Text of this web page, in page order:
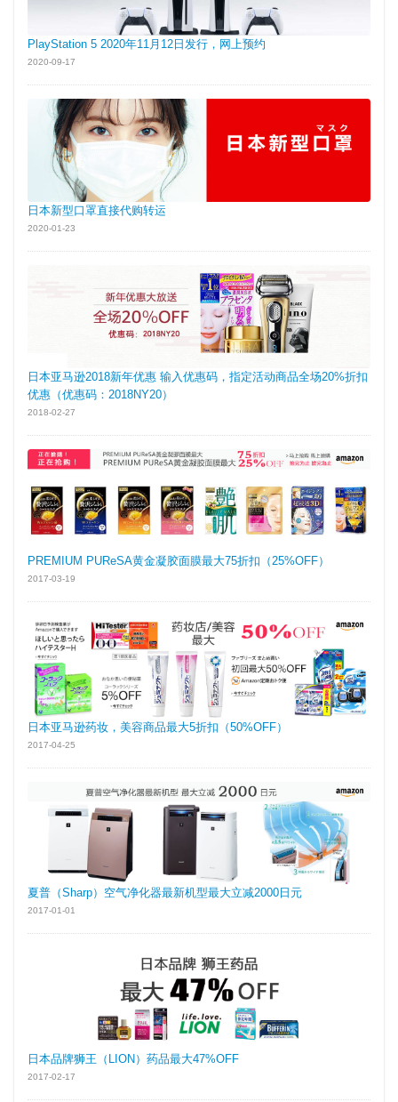
PlayStation 5 2020年11月12日发行，网上预约
2020-09-17
日本新型口罩直接代购转运
2020-01-23
日本亚马逊2018新年优惠 输入优惠码，指定活动商品全场20%折扣
优惠（优惠码：2018NY20）
2018-02-27
PREMIUM PUReSA黄金凝胶面膜最大75折扣（25%OFF）
2017-03-19
日本亚马逊药妆，美容商品最大5折扣（50%OFF）
2017-04-25
夏普（Sharp）空气净化器最新机型最大立减2000日元
2017-01-01
日本品牌狮王（LION）药品最大47%OFF
2017-02-17